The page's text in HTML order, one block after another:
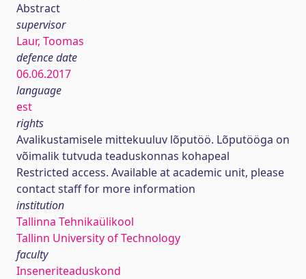
Abstract
supervisor
Laur, Toomas
defence date
06.06.2017
language
est
rights
Avalikustamisele mittekuuluv lõputöö. Lõputööga on
võimalik tutvuda teaduskonnas kohapeal
Restricted access. Available at academic unit, please
contact staff for more information
institution
Tallinna Tehnikaülikool
Tallinn University of Technology
faculty
Inseneriteaduskond